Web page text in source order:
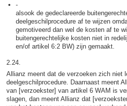
-
alsook de gedeclareerde
deelgeschilprocedure af te wijzen
gemotiveerd dan wel de kosten af te
buitengerechtelijke kosten niet in
en/of artikel 6:2 BW) zijn gemaakt.
2.24.
Allianz meent dat de verzoeken zich niet
deelgeschilprocedure. Daarnaast meent
van [verzoekster] van artikel 6 WAM is
slagen, dan meent Allianz dat